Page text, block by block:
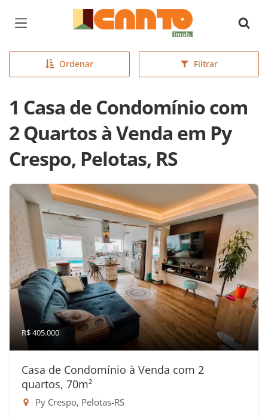
Página inicial
Ordenar Filtrar
1 Casa de Condomínio com
2 Quartos à Venda em Py
Crespo, Pelotas, RS
R$ 405.000
Casa de Condomínio à Venda com 2
quartos, 70m²
Py Crespo, Pelotas-RS